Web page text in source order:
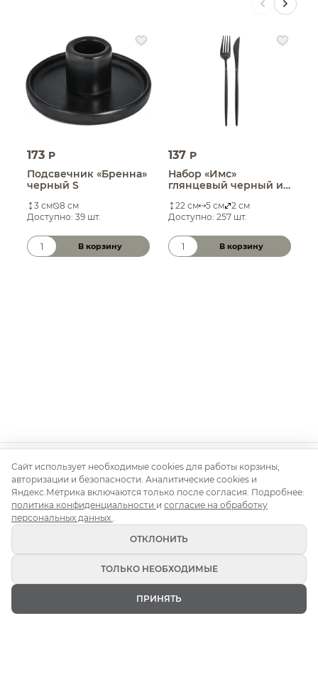
173 P
Подсвечник «Бренна»
черный S
3 см
8 см
Доступно: 39 шт.
Количество товара
В корзину
137 P
Набор «Имс»
глянцевый черный из
22 см 5 см
2 см
Доступно: 257 шт.
Количество товара
В корзину
Контакты Доставка и монтаж
Правила аренды
Аренда для свадьбыАренда для корпоратива
Аренда на день рожденияБлог
Кьявари 2026 (c) Все права защищены
Сайт использует необходимые cookies для работы корзины,
авторизации и безопасности. Аналитические cookies и
Яндекс.Метрика включаются только после согласия. Подробнее:
политика конфиденциальности и согласие на обработку
персональных данных .
ОТКЛОНИТЬ
ТОЛЬКО НЕОБХОДИМЫЕ
ПРИНЯТЬ